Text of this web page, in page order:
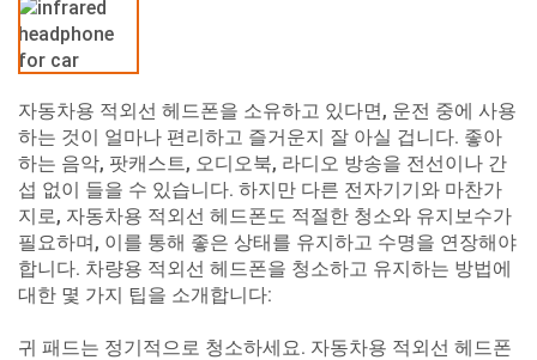
자동차용 적외선 헤드폰을 소유하고 있다면, 운전 중에 사용
하는 것이 얼마나 편리하고 즐거운지 잘 아실 겁니다. 좋아
하는 음악, 팟캐스트, 오디오북, 라디오 방송을 전선이나 간
섭 없이 들을 수 있습니다. 하지만 다른 전자기기와 마찬가
지로, 자동차용 적외선 헤드폰도 적절한 청소와 유지보수가
필요하며, 이를 통해 좋은 상태를 유지하고 수명을 연장해야
합니다. 차량용 적외선 헤드폰을 청소하고 유지하는 방법에
대한 몇 가지 팁을 소개합니다:
귀 패드는 정기적으로 청소하세요. 자동차용 적외선 헤드폰